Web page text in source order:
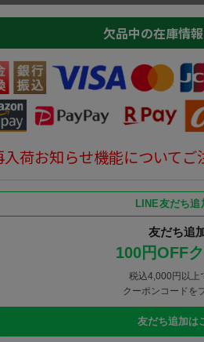
欠品中の在庫情
荷お知らせ機能についてご
LINE友だち追
友だち追
100円OFF
税込4,000円以上
クーポンコードを
友だち追加は